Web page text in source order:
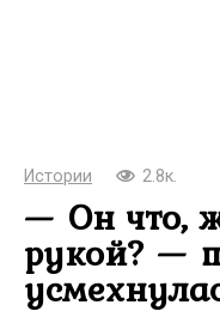
Истории 2.8к.
— Он что,
рукой? —